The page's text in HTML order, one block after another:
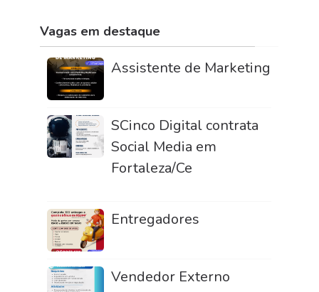
Vagas em destaque
Assistente de Marketing
SCinco Digital contrata
Social Media em
Fortaleza/Ce
Entregadores
Vendedor Externo